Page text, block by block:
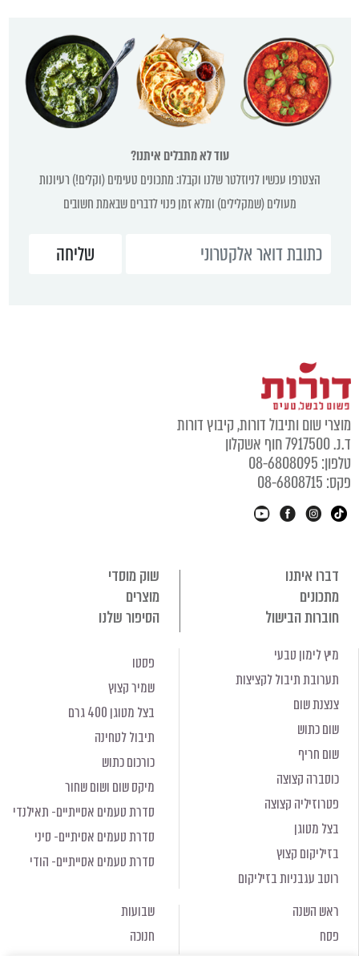
עוד לא מתבלים איתנו?
הצטרפו עכשיו לניוזלטר שלנו וקבלו: מתכונים טעימים (וקלים!) רעיונות
מעולים (שמקלילים) ומלא זמן פנוי לדברים שבאמת חשובים
מוצרי שום ותיבול דורות, קיבוץ דורות
ד.נ. 7917500 חוף אשקלון
טלפון: 08-6808095
פקס: 08-6808715
דברו איתנו
שוק מוסדי
מתכונים
מוצרים
חוברות הבישול
הסיפור שלנו
מיץ לימון טבעי
תערובת תיבול לקציצות
צנצנת שום
שום כתוש
שום חריף
כוסברה קצוצה
פטרוזיליה קצוצה
בצל מטוגן
בזיליקום קצוץ
רוטב עגבניות בזיליקום
פסטו
שמיר קצוץ
בצל מטוגן 400 גרם
תיבול לטחינה
כורכום כתוש
מיקס שום ושום שחור
סדרת טעמים אסייתיים- תאילנדי
סדרת טעמים אסיתיים- סיני
סדרת טעמים אסייתיים- הודי
ראש השנה
פסח
שבועות
חנוכה